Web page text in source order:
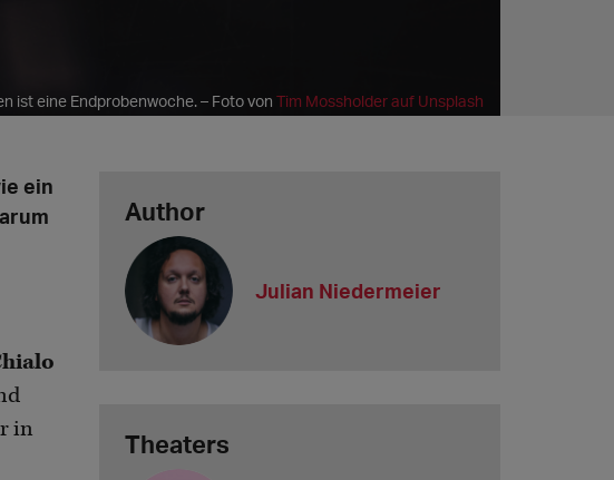
ist eine Endprobenwoche. – Foto von Tim Mossholder auf Unsplash
ein
in
Author
Julian Niedermeier
Theaters